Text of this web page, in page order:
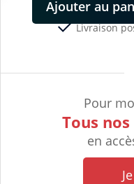
Pour
Tous
en
Livraison
Ajouter au